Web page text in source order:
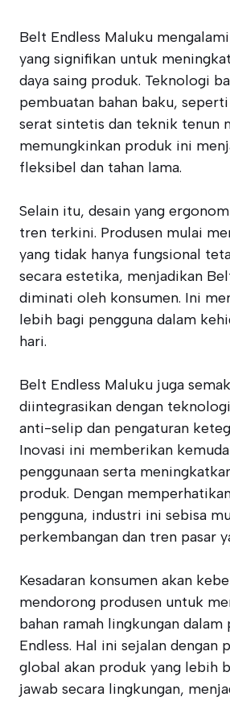
Belt Endless Maluku
yang signifikan untuk
daya saing produk. Teknologi
pembuatan bahan baku,
serat sintetis dan teknik tenun
memungkinkan produk ini
fleksibel dan tahan lama.
Selain itu, desain yang
tren terkini. Produsen mulai
yang tidak hanya fungsional
secara estetika, menjadikan
diminati oleh konsumen. Ini
lebih bagi pengguna dalam
hari.
Belt Endless Maluku juga
diintegrasikan dengan
anti-selip dan pengaturan
Inovasi ini memberikan
penggunaan serta
produk. Dengan
pengguna, industri ini sebisa
perkembangan dan tren pasar
Kesadaran konsumen akan
mendorong produsen untuk
bahan ramah lingkungan
Endless. Hal ini sejalan dengan
global akan produk yang lebih
jawab secara lingkungan,